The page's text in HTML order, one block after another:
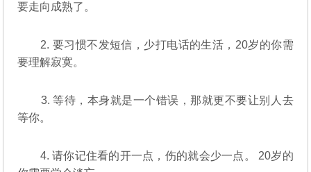
要走向成熟了。
2. 要习惯不发短信，少打电话的生活，20岁的你需
要理解寂寞。
3. 等待，本身就是一个错误，那就更不要让别人去
等你。
4. 请你记住看的开一点，伤的就会少一点。 20岁的